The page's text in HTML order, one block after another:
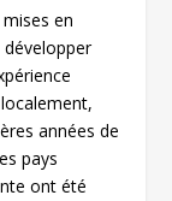
en
années de
pays
ont été